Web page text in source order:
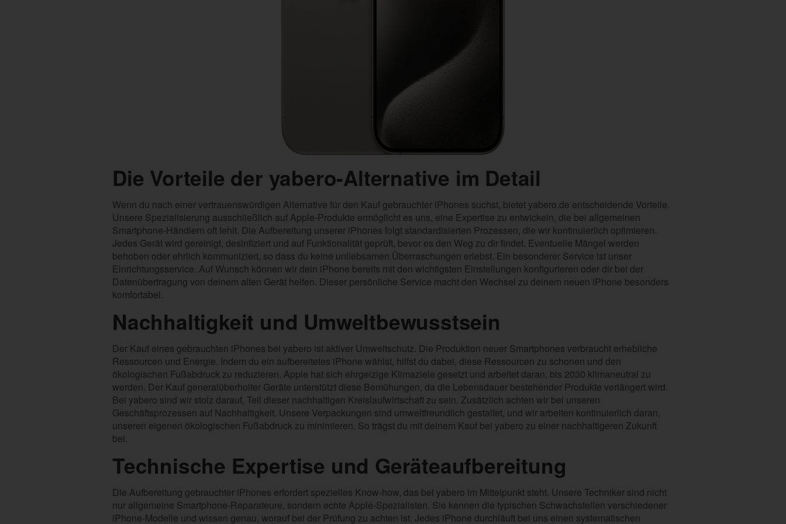
Die Vorteile der yabero-Alternative im Detail
Wenn du nach einer vertrauenswürdigen Alternative für den Kauf gebrauchter iPhones suchst, bietet yabero.de entscheidende Vorteile.
Unsere Spezialisierung ausschließlich auf Apple-Produkte ermöglicht es uns, eine Expertise zu entwickeln, die bei allgemeinen
Smartphone-Händlern oft fehlt. Die Aufbereitung unserer iPhones folgt standardisierten Prozessen, die wir kontinuierlich optimieren.
Jedes Gerät wird gereinigt, desinfiziert und auf Funktionalität geprüft, bevor es den Weg zu dir findet. Eventuelle Mängel werden
behoben oder ehrlich kommuniziert, so dass du keine unliebsamen Überraschungen erlebst. Ein besonderer Service ist unser
Einrichtungsservice. Auf Wunsch können wir dein iPhone bereits mit den wichtigsten Einstellungen konfigurieren oder dir bei der
Datenübertragung von deinem alten Gerät helfen. Dieser persönliche Service macht den Wechsel zu deinem neuen iPhone besonders
komfortabel.
Nachhaltigkeit und Umweltbewusstsein
Der Kauf eines gebrauchten iPhones bei yabero ist aktiver Umweltschutz. Die Produktion neuer Smartphones verbraucht erhebliche
Ressourcen und Energie. Indem du ein aufbereitetes iPhone wählst, hilfst du dabei, diese Ressourcen zu schonen und den
ökologischen Fußabdruck zu reduzieren. Apple hat sich ehrgeizige Klimaziele gesetzt und arbeitet daran, bis 2030 klimaneutral zu
werden. Der Kauf generalüberholter Geräte unterstützt diese Bemühungen, da die Lebensdauer bestehender Produkte verlängert wird.
Bei yabero sind wir stolz darauf, Teil dieser nachhaltigen Kreislaufwirtschaft zu sein. Zusätzlich achten wir bei unseren
Geschäftsprozessen auf Nachhaltigkeit. Unsere Verpackungen sind umweltfreundlich gestaltet, und wir arbeiten kontinuierlich daran,
unseren eigenen ökologischen Fußabdruck zu minimieren. So trägst du mit deinem Kauf bei yabero zu einer nachhaltigeren Zukunft
bei.
Technische Expertise und Geräteaufbereitung
Die Aufbereitung gebrauchter iPhones erfordert spezielles Know-how, das bei yabero im Mittelpunkt steht. Unsere Techniker sind nicht
nur allgemeine Smartphone-Reparateure, sondern echte Apple-Spezialisten. Sie kennen die typischen Schwachstellen verschiedener
iPhone-Modelle und wissen genau, worauf bei der Prüfung zu achten ist. Jedes iPhone durchläuft bei uns einen systematischen